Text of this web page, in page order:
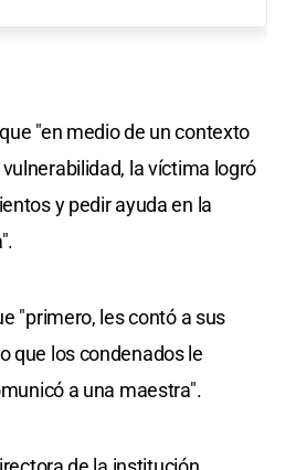
"en medio de un contexto
la víctima logró
y pedir ayuda en la
"primero, les contó a sus
que los condenados le
a una maestra".